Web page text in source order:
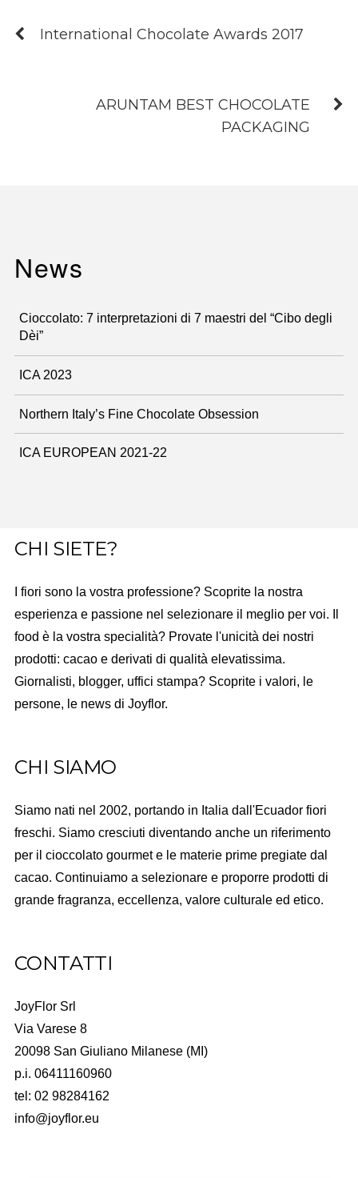
International Chocolate Awards 2017
ARUNTAM BEST CHOCOLATE
PACKAGING
News
Cioccolato: 7 interpretazioni di 7 maestri del “Cibo degli
Dèi”
ICA 2023
Northern Italy’s Fine Chocolate Obsession
ICA EUROPEAN 2021-22
CHI SIETE?
I fiori sono la vostra professione? Scoprite la nostra
esperienza e passione nel selezionare il meglio per voi. Il
food è la vostra specialità? Provate l'unicità dei nostri
prodotti: cacao e derivati di qualità elevatissima.
Giornalisti, blogger, uffici stampa? Scoprite i valori, le
persone, le news di Joyflor.
CHI SIAMO
Siamo nati nel 2002, portando in Italia dall'Ecuador fiori
freschi. Siamo cresciuti diventando anche un riferimento
per il cioccolato gourmet e le materie prime pregiate dal
cacao. Continuiamo a selezionare e proporre prodotti di
grande fragranza, eccellenza, valore culturale ed etico.
CONTATTI
JoyFlor Srl
Via Varese 8
20098 San Giuliano Milanese (MI)
p.i. 06411160960
tel: 02 98284162
info@joyflor.eu